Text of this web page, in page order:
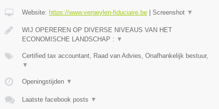
Website: https://www.vergeylen-fiduciaire.be | Screenshot ▼
WIJ OPEREREN OP DIVERSE NIVEAUS VAN HET
ECONOMISCHE LANDSCHAP : ▼
Certified tax accountant, Raad van Advies, Onafhankelijk bestuur,
▼
Openingstijden ▼
Laatste facebook posts ▼